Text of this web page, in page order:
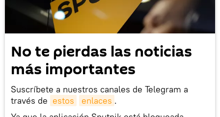
No te pierdas las noticias
más importantes
Suscríbete a nuestros canales de Telegram a
través de estos enlaces .